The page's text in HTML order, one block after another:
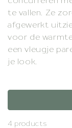
te vallen. Ze
afgewerkt
voor de
een vleugje
je look.
4 products